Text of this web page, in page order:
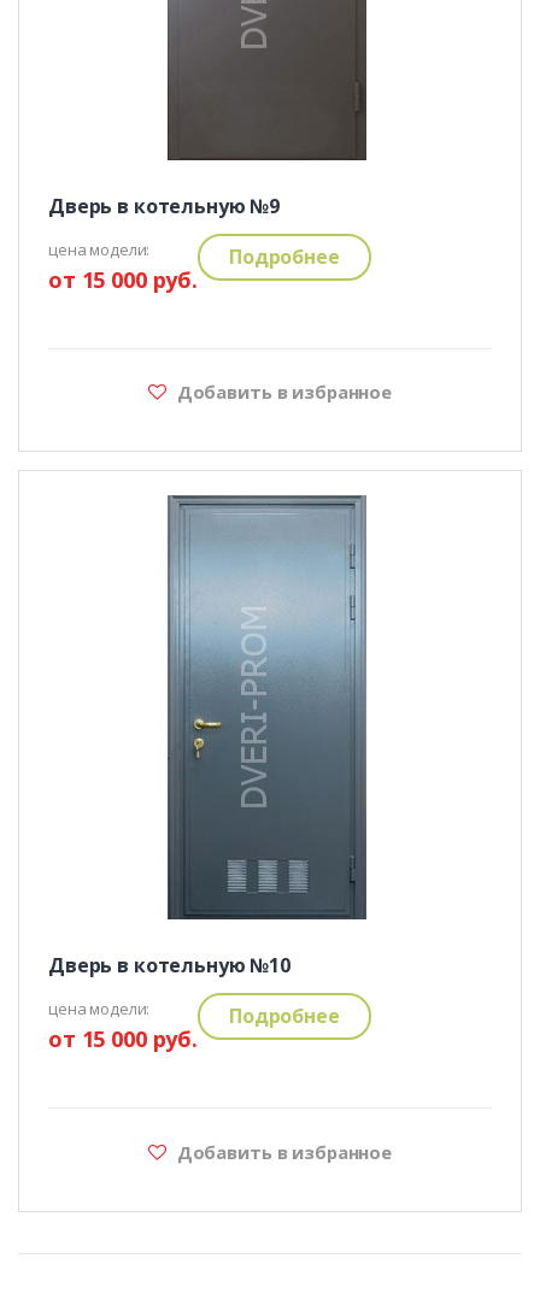
Дверь в котельную №9
цена модели:
от 15 000 руб.
Подробнее
Добавить в избранное
Дверь в котельную №10
цена модели:
от 15 000 руб.
Подробнее
Добавить в избранное